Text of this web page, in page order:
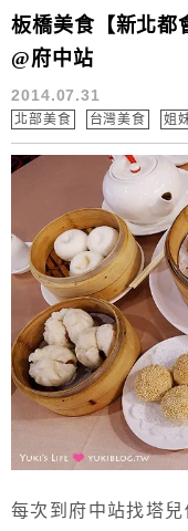
板橋美食【新北都
@府中站
2014.07.31
北部美食 台灣美食 姐
每次到府中站找塔